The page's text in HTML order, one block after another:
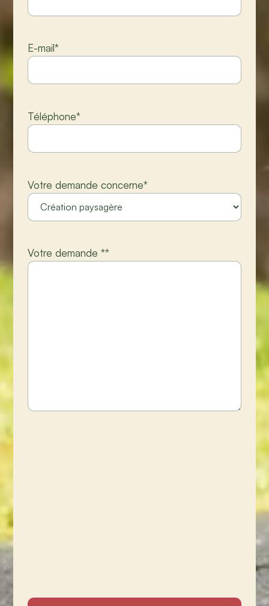
E-mail*
Téléphone*
Votre demande concerne*
Votre demande **